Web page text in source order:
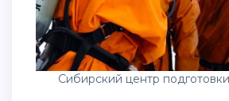
Сибирский центр